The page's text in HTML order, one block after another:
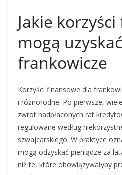
Jakie
mogą uzyskać
frankowicze
Korzyści finansowe dla
i różnorodne. Po pierwsze,
zwrot nadpłaconych rat
regulowane według
szwajcarskiego. W praktyce
mogą odzyskać pieniądze za
niż te, które obowiązywałyby